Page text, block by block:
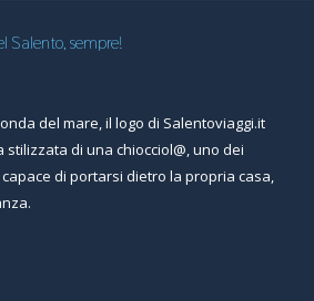
Salento, sempre!
del mare, il logo di Salentoviaggi.it
di una chiocciol@, uno dei
di portarsi dietro la propria casa,